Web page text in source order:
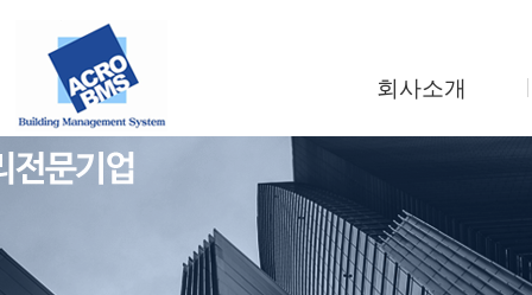
회사소개
조직도
사업소개